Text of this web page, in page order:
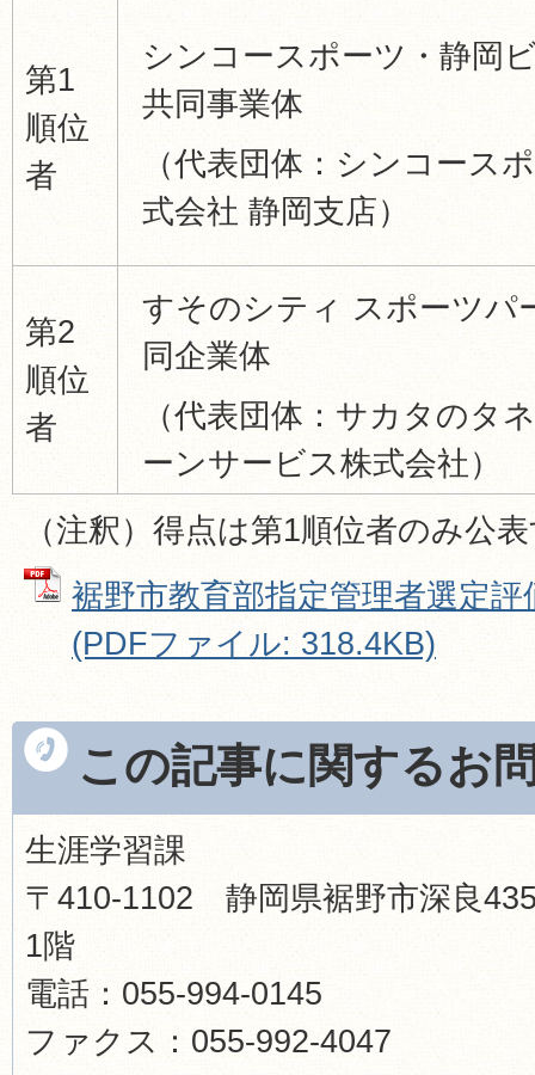
第1
順位
者
シンコースポーツ・静岡
共同事業体
（代表団体：シンコース
式会社 静岡支店）
第2
順位
者
すそのシティ スポーツパ
同企業体
（代表団体：サカタのタ
ーンサービス株式会社）
（注釈）得点は第1順位者のみ公
裾野市教育部指定管理者選定
(PDFファイル: 318.4KB)
この記事に関するお
生涯学習課
〒410-1102 静岡県裾野市深良
1階
電話：055-994-0145
ファクス：055-992-4047